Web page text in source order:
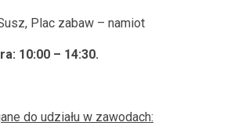
Plac zabaw – namiot
10:00 – 14:30.
do udziału w zawodach: